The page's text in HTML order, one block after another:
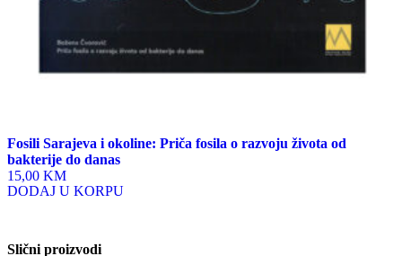
Fosili Sarajeva i okoline: Priča fosila o razvoju života od
bakterije do danas
15,00 KM
DODAJ U KORPU
Slični proizvodi